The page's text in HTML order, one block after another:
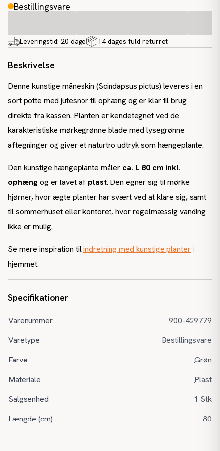
Bestillingsvare
Leveringstid: 20 dage 14 dages fuld returret
Beskrivelse
Denne kunstige måneskin (Scindapsus pictus) leveres i en
sort potte med jutesnor til ophæng og er klar til brug
direkte fra kassen. Planten er kendetegnet ved de
karakteristiske mørkegrønne blade med lysegrønne
aftegninger og giver et naturtro udtryk som hængeplante.
Den kunstige hængeplante måler ca. L 80 cm inkl.
ophængog er lavet af plast. Den egner sig til mørke
hjørner, hvor ægte planter har svært ved at klare sig, samt
til sommerhuset eller kontoret, hvor regelmæssig vanding
ikke er mulig.
Se mere inspiration tilindretning med kunstige planteri
hjemmet.
Specifikationer
Varenummer
900-429779
Varetype
Bestillingsvare
Farve
Grøn
Materiale
Plast
Salgsenhed
1 Stk
Længde (cm)
80